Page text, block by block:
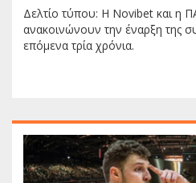
Δελτίο τύπου: Η Novibet και η
ανακοινώνουν την έναρξη της
επόμενα τρία χρόνια.